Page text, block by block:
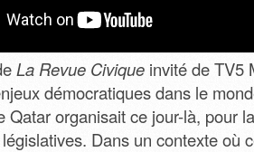
La Revue Civique invité de TV5
démocratiques dans le
Qatar organisait ce jour-là, pour
Dans un contexte où